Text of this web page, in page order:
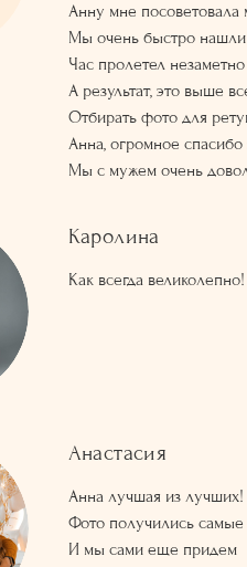
Анну мне посоветовала
Мы очень быстро нашли
Час пролетел
А результат, это выше
Отбирать фото для
Анна, огромное
Мы с мужем очень
Каролина
Как всегда
Анастасия
Анна лучшая из лучших!
Фото получились
И мы сами еще придем